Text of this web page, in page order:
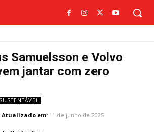
Samuelsson e Volvo
jantar com zero
Atualizado em: 11 de junho de 2025